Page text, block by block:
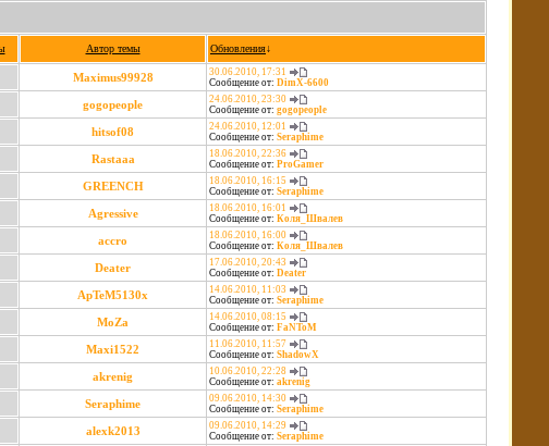
Автор темы Обновления↓
Maximus99928
30.06.2010, 17:31
Сообщение от: DimX-6600
gogopeople
24.06.2010, 23:30
Сообщение от: gogopeople
hitsof08
24.06.2010, 12:01
Сообщение от: Seraphime
Rastaaa
18.06.2010, 22:36
Сообщение от: ProGamer
GREENCH
18.06.2010, 16:15
Сообщение от: Seraphime
Agressive
18.06.2010, 16:01
Сообщение от: Коля_Швалев
accro
18.06.2010, 16:00
Сообщение от: Коля_Швалев
Deater
17.06.2010, 20:43
Сообщение от: Deater
ApTeM5130x
14.06.2010, 11:03
Сообщение от: Seraphime
MoZa
14.06.2010, 08:15
Сообщение от: FaNToM
Maxi1522
11.06.2010, 11:57
Сообщение от: ShadowX
akrenig
10.06.2010, 22:28
Сообщение от: akrenig
Seraphime
09.06.2010, 14:30
Сообщение от: Seraphime
alexk2013
09.06.2010, 14:29
Сообщение от: Seraphime